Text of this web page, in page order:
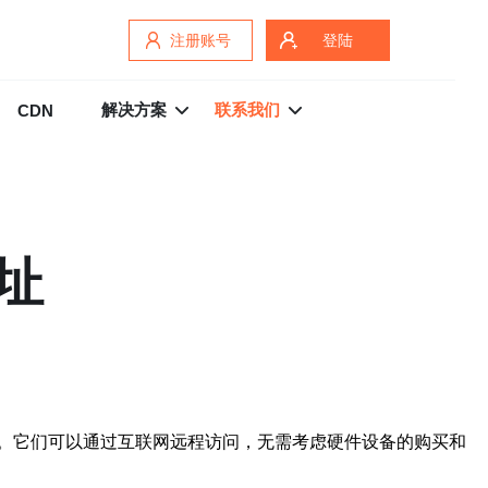
注册账号 登陆
CDN 解决方案 联系我们
们可以通过互联网远程访问，无需考虑硬件设备的购买和